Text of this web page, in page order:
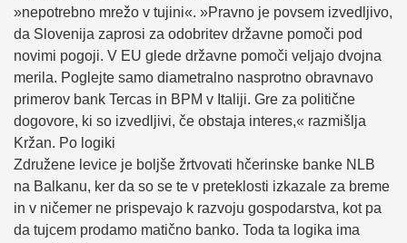
»nepotrebno mrežo v tujini«. »Pravno je povsem izvedljivo,
da Slovenija zaprosi za odobritev državne pomoči pod
novimi pogoji. V EU glede državne pomoči veljajo dvojna
merila. Poglejte samo diametralno nasprotno obravnavo
primerov bank Tercas in BPM v Italiji. Gre za politične
dogovore, ki so izvedljivi, če obstaja interes,« razmišlja
Kržan. Po logiki
Združene levice je boljše žrtvovati hčerinske banke NLB
na Balkanu, ker da so se te v preteklosti izkazale za breme
in v ničemer ne prispevajo k razvoju gospodarstva, kot pa
da tujcem prodamo matično banko. Toda ta logika ima